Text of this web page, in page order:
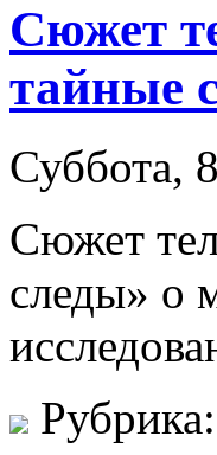
Сюжет
тайные
Суббота,
Сюжет
следы» о
Рубрика: